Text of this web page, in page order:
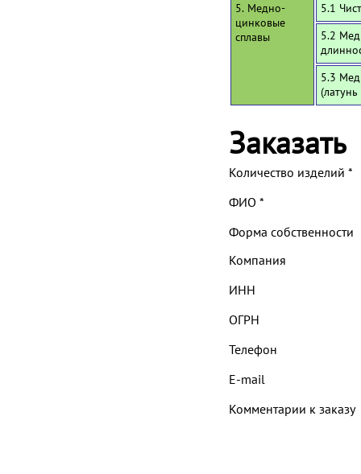
5. Медно-
цинковые
сплавы
5.1
5.2
5.3
Заказать
Количество изделий *
ФИО *
Форма собственности
Компания
ИНН
ОГРН
Телефон
E-mail
Комментарии к заказу